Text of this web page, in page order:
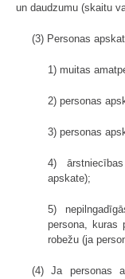
un daudzumu (skaitu
(3) Personas
1) muitas
2) personas
3) personas
4)
apskate);
5)
persona, kuras
robežu (ja
(4) Ja personas